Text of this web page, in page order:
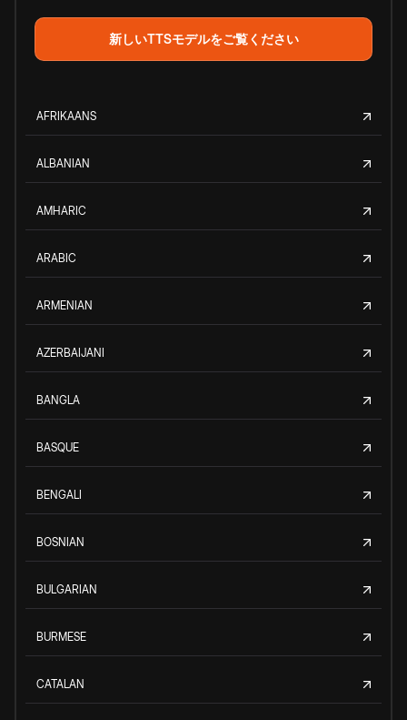
新しいTTSモデルをご覧ください
AFRIKAANS
ALBANIAN
AMHARIC
ARABIC
ARMENIAN
AZERBAIJANI
BANGLA
BASQUE
BENGALI
BOSNIAN
BULGARIAN
BURMESE
CATALAN